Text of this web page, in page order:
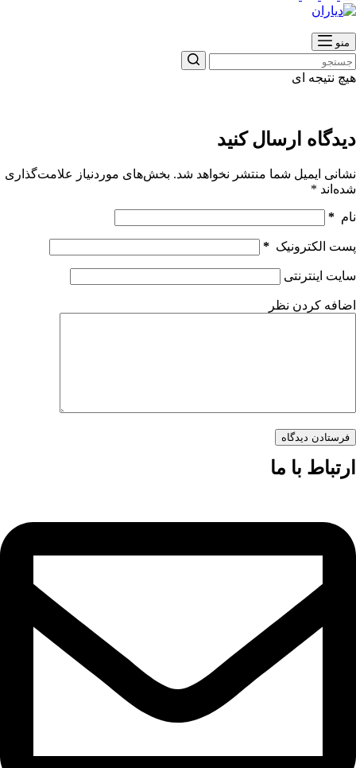
منو
هیچ نتیجه ای
دیدگاه ارسال کنید
نشانی ایمیل شما منتشر نخواهد شد. بخش‌های موردنیاز علامت‌گذاری
شده‌اند *
نام *
پست الکترونیک *
سایت اینترنتی
اضافه کردن نظر
فرستادن دیدگاه
ارتباط با ما